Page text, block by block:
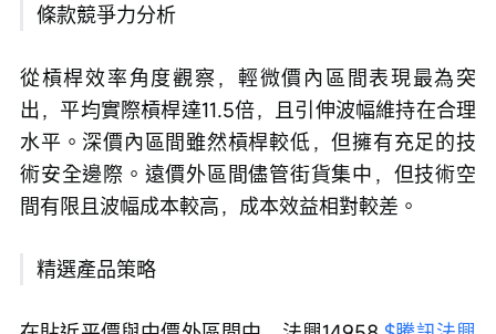
條款競爭力分析
從槓桿效率角度觀察，輕微價內區間表現最為突
出，平均實際槓桿達11.5倍，且引伸波幅維持在合理
水平。深價內區間雖然槓桿較低，但擁有充足的技
術安全邊際。遠價外區間儘管街貨集中，但技術空
間有限且波幅成本較高，成本效益相對較差。
精選產品策略